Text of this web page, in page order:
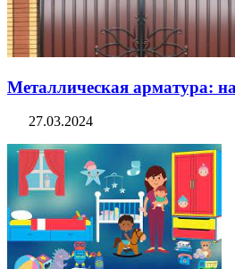
Металлическая арматура:
27.03.2024